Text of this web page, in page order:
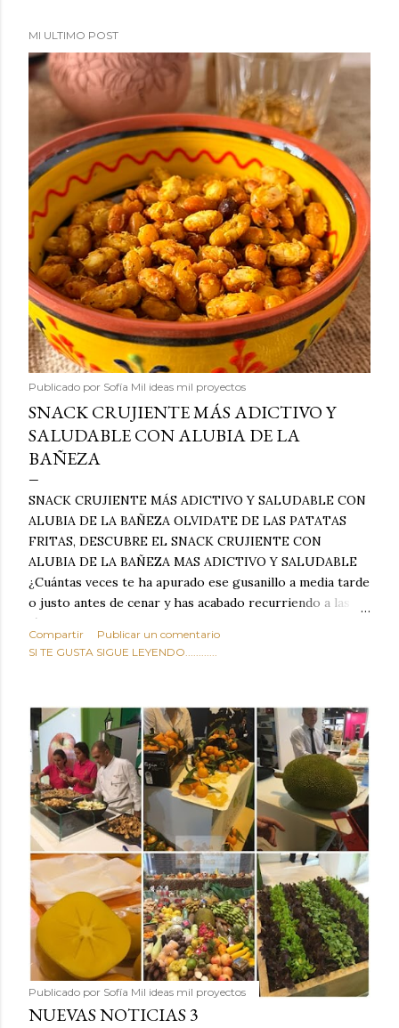
MI ULTIMO POST
Publicado por Sofía Mil ideas mil proyectos
SNACK CRUJIENTE MÁS ADICTIVO Y
SALUDABLE CON ALUBIA DE LA
BAÑEZA
SNACK CRUJIENTE MÁS ADICTIVO Y SALUDABLE CON
ALUBIA DE LA BAÑEZA OLVIDATE DE LAS PATATAS
FRITAS, DESCUBRE EL SNACK CRUJIENTE CON
ALUBIA DE LA BAÑEZA MAS ADICTIVO Y SALUDABLE
¿Cuántas veces te ha apurado ese gusanillo a media tarde
o justo antes de cenar y has acabado recurriendo a las
típicas patatas de bolsa, frutos secos fritos o snacks
ultraprocesados llenos de grasas saturadas y sodio?
sabroso, con ese toque tostado y crujiente que tanto nos
satisface. Estas alubias crujientes al horno van a cambiar
por completo tu forma de ver las legumbres. Olvídate de
asociar las alubias únicamente a los guisos tradicionales y
copiosos de invierno. Con esta receta simple pero
revolucionaria, transformaremos un ingrediente tan
humilde como la alubia de La Bañeza en un snack ligero,
dorado, cargado de proteína y 100% natural. Es el
sustituto perfecto a los frutos se...
Compartir
Publicar un comentario
SI TE GUSTA SIGUE LEYENDO............
Publicado por Sofía Mil ideas mil proyectos
NUEVAS NOTICIAS 3